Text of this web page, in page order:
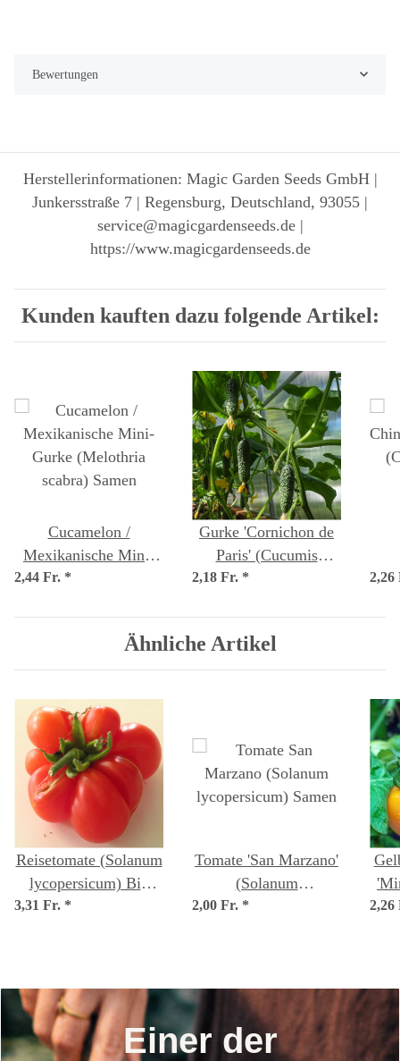
Bewertungen
Herstellerinformationen: Magic Garden Seeds GmbH |
Junkersstraße 7 | Regensburg, Deutschland, 93055 |
service@magicgardenseeds.de |
https://www.magicgardenseeds.de
Kunden kauften dazu folgende Artikel:
Cucamelon /
Mexikanische Mini-
Gurke (Melothria
2,44 Fr. *
Gurke 'Cornichon de
Paris' (Cucumis
sativus) Samen
2,18 Fr. *
Ähnliche Artikel
Reisetomate (Solanum
lycopersicum) Bio
Saatgut
3,31 Fr. *
Tomate 'San Marzano'
(Solanum
lycopersicum) Samen
2,00 Fr. *
Einer der